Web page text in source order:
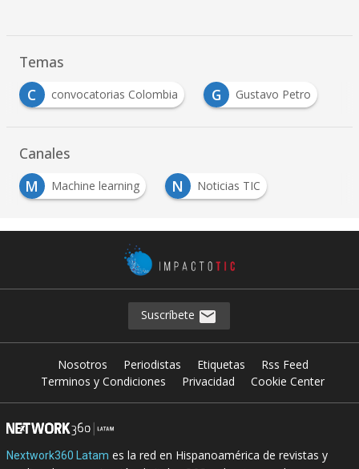
Temas
C
convocatorias Colombia G Gustavo Petro
Canales
M
Machine learning N Noticias TIC
Suscríbete
Nosotros Periodistas Etiquetas
Rss Feed
Terminos y Condiciones
Privacidad Cookie Center
Nextwork360 Latam es la red en Hispanoamérica de revistas y